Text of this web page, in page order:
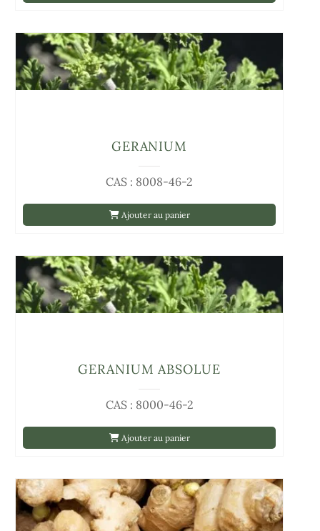
Ajouter au panier
CAS : 8008-46-2
GERANIUM
Ajouter au panier
CAS : 8000-46-2
GERANIUM ABSOLUE